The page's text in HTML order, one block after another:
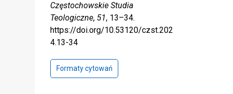
Częstochowskie Studia
Teologiczne, 51, 13–34.
https://doi.org/10.53120/czst.202
4.13-34
Formaty cytowań